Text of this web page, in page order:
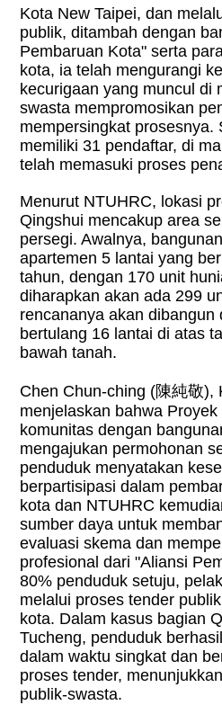
Kota New Taipei, dan
publik, ditambah dengan
Pembaruan Kota" serta
kota, ia telah mengurangi
kecurigaan yang muncul di
swasta mempromosikan
mempersingkat prosesnya.
memiliki 31 pendaftar, di
telah memasuki proses
Menurut NTUHRC, lokasi
Qingshui mencakup area
persegi. Awalnya,
apartemen 5 lantai yang
tahun, dengan 170 unit
diharapkan akan ada 299
rencananya akan dibangun
bertulang 16 lantai di atas
bawah tanah.
Chen Chun-ching (陳純敬),
menjelaskan bahwa
komunitas dengan
mengajukan permohonan
penduduk menyatakan
berpartisipasi dalam
kota dan NTUHRC
sumber daya untuk
evaluasi skema dan
profesional dari "Aliansi
80% penduduk setuju,
melalui proses tender
kota. Dalam kasus bagian
Tucheng, penduduk
dalam waktu singkat dan
proses tender,
publik-swasta.